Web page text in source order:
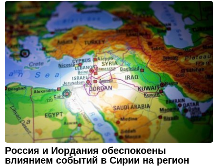
Россия и Иордания обеспокоены
влиянием событий в Сирии на регион